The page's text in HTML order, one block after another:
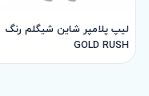
لیپ پلامپر شاین شیگلم رنگ
GOLD RUSH